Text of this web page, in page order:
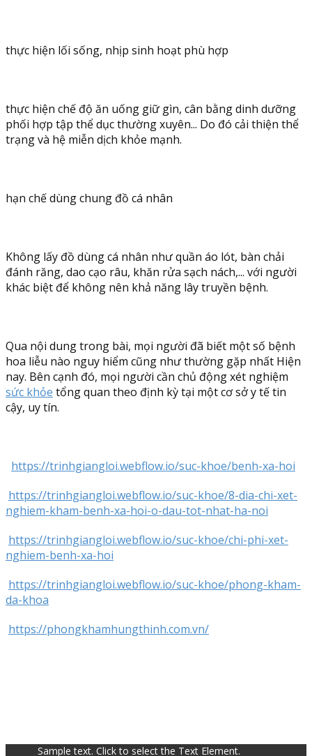
thực hiện lối sống, nhịp sinh hoạt phù hợp
thực hiện chế độ ăn uống giữ gìn, cân bằng dinh dưỡng
phối hợp tập thể dục thường xuyên... Do đó cải thiện thể
trạng và hệ miễn dịch khỏe mạnh.
hạn chế dùng chung đồ cá nhân
Không lấy đồ dùng cá nhân như quần áo lót, bàn chải
đánh răng, dao cạo râu, khăn rửa sạch nách,... với người
khác biệt để không nên khả năng lây truyền bệnh.
Qua nội dung trong bài, mọi người đã biết một số bệnh
hoa liễu nào nguy hiểm cũng như thường gặp nhất Hiện
nay. Bên cạnh đó, mọi người cần chủ động xét nghiệm
sức khỏe tổng quan theo định kỳ tại một cơ sở y tế tin
cậy, uy tín.
https://trinhgiangloi.webflow.io/suc-khoe/benh-xa-hoi
https://trinhgiangloi.webflow.io/suc-khoe/8-dia-chi-xet-
nghiem-kham-benh-xa-hoi-o-dau-tot-nhat-ha-noi
https://trinhgiangloi.webflow.io/suc-khoe/chi-phi-xet-
nghiem-benh-xa-hoi
https://trinhgiangloi.webflow.io/suc-khoe/phong-kham-
da-khoa
https://phongkhamhungthinh.com.vn/
Sample text. Click to select the Text Element.